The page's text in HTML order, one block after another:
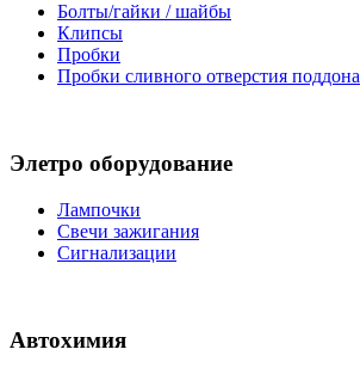
Болты/гайки / шайбы
Клипсы
Пробки
Пробки сливного отверстия поддона
Элетро оборудование
Лампочки
Свечи зажигания
Сигнализации
Автохимия